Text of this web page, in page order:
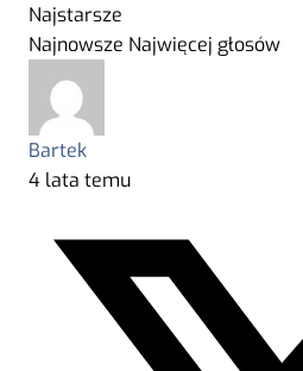
Najstarsze
Najnowsze Najwięcej głosów
Bartek
4 lata temu